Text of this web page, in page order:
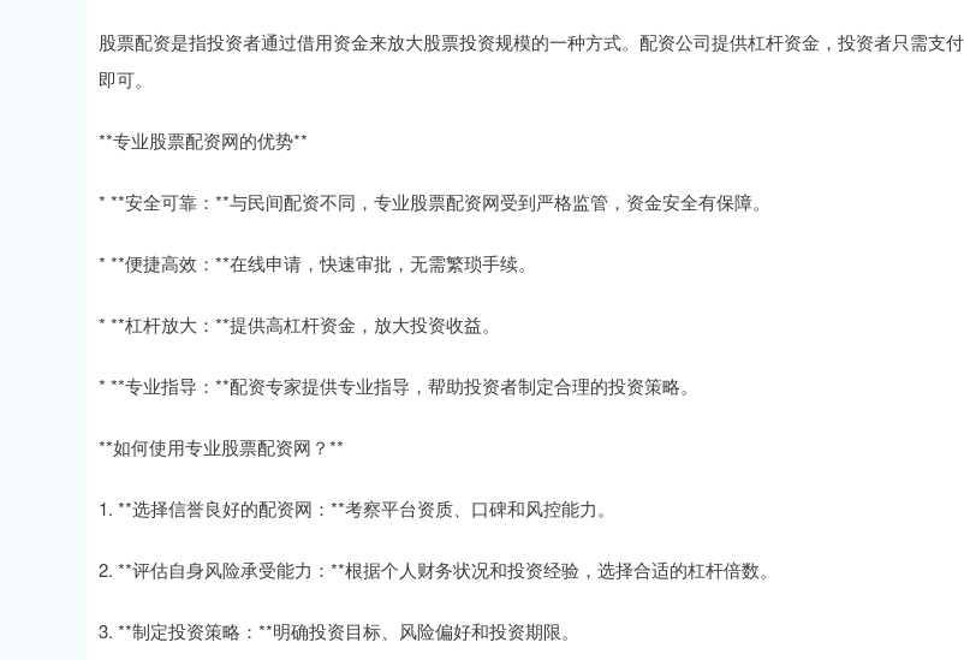
股票配资是指投资者通过借用资金来放大股票投资规模的一种方式。配资公司提供杠杆资金，投资者只需支
即可。
**专业股票配资网的优势**
* **安全可靠：**与民间配资不同，专业股票配资网受到严格监管，资金安全有保障。
* **便捷高效：**在线申请，快速审批，无需繁琐手续。
* **杠杆放大：**提供高杠杆资金，放大投资收益。
* **专业指导：**配资专家提供专业指导，帮助投资者制定合理的投资策略。
**如何使用专业股票配资网？**
1. **选择信誉良好的配资网：**考察平台资质、口碑和风控能力。
2. **评估自身风险承受能力：**根据个人财务状况和投资经验，选择合适的杠杆倍数。
3. **制定投资策略：**明确投资目标、风险偏好和投资期限。